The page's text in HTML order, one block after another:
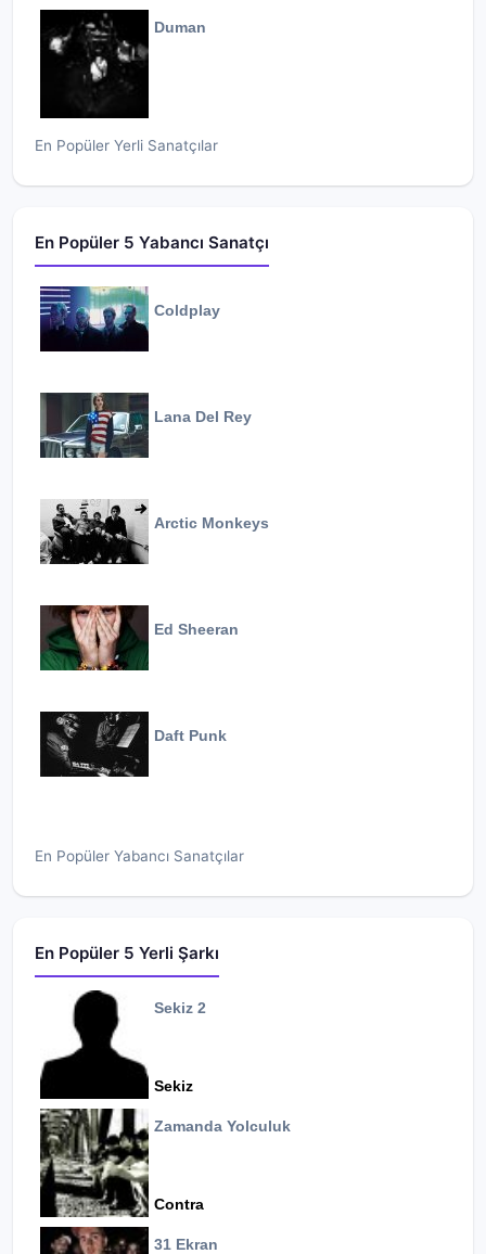
Duman
En Popüler Yerli Sanatçılar
En Popüler 5 Yabancı Sanatçı
Coldplay
Lana Del Rey
Arctic Monkeys
Ed Sheeran
Daft Punk
En Popüler Yabancı Sanatçılar
En Popüler 5 Yerli Şarkı
Sekiz 2
Sekiz
Zamanda Yolculuk
Contra
31 Ekran